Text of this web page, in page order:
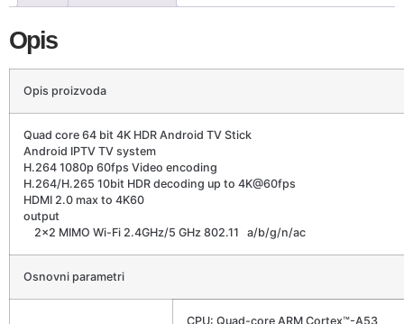
Opis
Opis proizvoda
Quad core 64 bit 4K HDR Android TV Stick
Android IPTV TV system
H.264 1080p 60fps Video encoding
H.264/H.265 10bit HDR decoding up to 4K@60fps
HDMI 2.0 max to 4K60
2×2 MIMO Wi-Fi 2.4GHz/5 GHz 802.11 a/b/g/n/ac
Osnovni parametri
CPU: Quad-core ARM Cortex™-A53